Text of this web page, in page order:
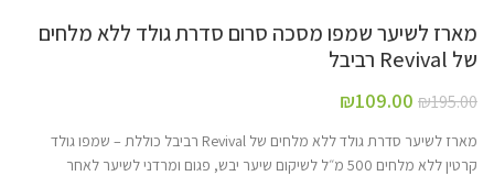
מארז לשיער שמפו מסכה סרום סדרת גולד ללא מלחים
של Revival רביבל
₪195.00
₪109.00
מארז לשיער סדרת גולד ללא מלחים של Revival רביבל כוללת – שמפו גולד
קרטין ללא מלחים 500 מ״ל לשיקום שיער יבש, פגום ומרדני לשיער לאחר